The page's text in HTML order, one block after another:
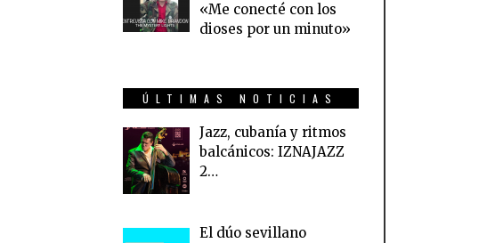
«Me conecté con los
dioses por un minuto»
ÚLTIMAS NOTICIAS
Jazz, cubanía y ritmos
balcánicos: IZNAJAZZ
2…
El dúo sevillano